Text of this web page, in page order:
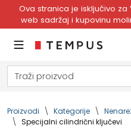
Ova stranica je isključivo
web sadržaj i kupovinu
Proizvodi Kategorije
Specijalni cilindrični ključevi